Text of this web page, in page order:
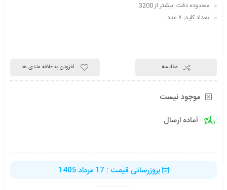
محدوده دقت :بیشتر از 3200
تعداد کلید: ۷ عدد
مقایسه افزودن به علاقه مندی ها
موجود نیست
آماده ارسال
بروزرسانی قیمت : 17 مرداد 1405